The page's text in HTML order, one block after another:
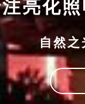
亮化
自然之